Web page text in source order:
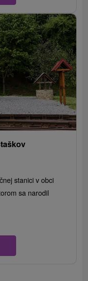
stanici v obci
sa narodil